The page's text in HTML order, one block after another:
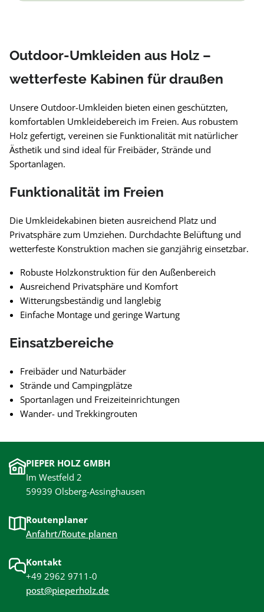
Outdoor-Umkleiden aus Holz –
wetterfeste Kabinen für draußen
Unsere Outdoor-Umkleiden bieten einen geschützten,
komfortablen Umkleidebereich im Freien. Aus robustem
Holz gefertigt, vereinen sie Funktionalität mit natürlicher
Ästhetik und sind ideal für Freibäder, Strände und
Sportanlagen.
Funktionalität im Freien
Die Umkleidekabinen bieten ausreichend Platz und
Privatsphäre zum Umziehen. Durchdachte Belüftung und
wetterfeste Konstruktion machen sie ganzjährig einsetzbar.
Robuste Holzkonstruktion für den Außenbereich
Ausreichend Privatsphäre und Komfort
Witterungsbeständig und langlebig
Einfache Montage und geringe Wartung
Einsatzbereiche
Freibäder und Naturbäder
Strände und Campingplätze
Sportanlagen und Freizeiteinrichtungen
Wander- und Trekkingrouten
PIEPER HOLZ GMBH
Im Westfeld 2
59939 Olsberg-Assinghausen
Routenplaner
Anfahrt/Route planen
Kontakt
+49 2962 9711-0
post@pieperholz.de